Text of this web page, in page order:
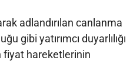
adlandırılan canlanma
gibi yatırımcı duyarlılığı
fiyat hareketlerinin